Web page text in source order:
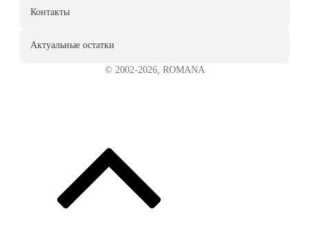
Контакты
Актуальные остатки
© 2002-2026, ROMANA